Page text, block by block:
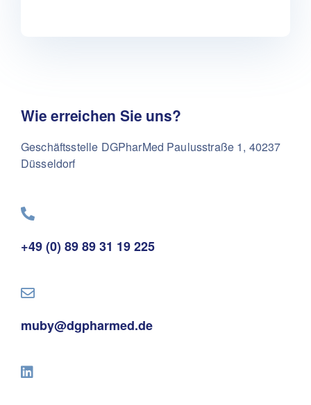
Wie erreichen Sie uns?
Geschäftsstelle DGPharMed Paulusstraße 1, 40237
Düsseldorf
+49 (0) 89 89 31 19 225
muby@dgpharmed.de